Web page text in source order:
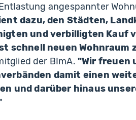
angespannter
dazu, den Städten,
und verbilligten Kauf
schnell neuen Wohnraum
der BImA. "Wir freuen
damit einen
und darüber hinaus